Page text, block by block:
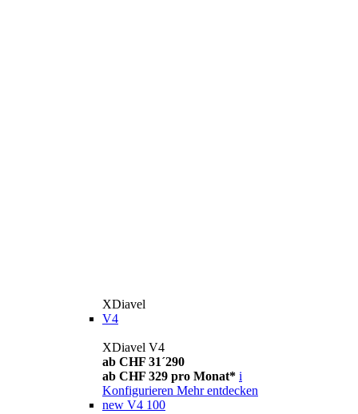
XDiavel
V4
XDiavel V4
ab CHF 31´290
ab CHF 329 pro Monat* i
Konfigurieren Mehr entdecken
new V4 100